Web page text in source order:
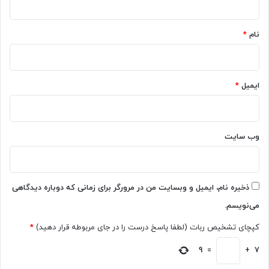
ر
د
س
ر
س
ب
خ
ک
ر
ب
ا
ق
ر
ه
ا
د
خ
ل
C
a
G
T
ر
ن
ا
ی
نام *
ایمیل *
وب‌ سایت
ذخیره نام، ایمیل و وبسایت من در مرورگر برای زمانی که دوباره دیدگاهی
می‌نویسم.
کپچای تشخیص ربات (لطفا پاسخ درست را در جای مربوطه قرار دهید) *
7
+
=
9